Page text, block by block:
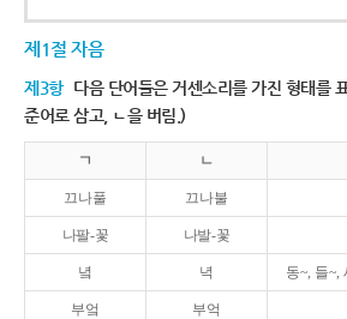
제1절 자음
제3항 다음 단어들은 거센소리를 가진 형태를
준어로 삼고, ㄴ을 버림.)
ㄱ ㄴ
끄나풀 끄나불
나팔-꽃 나발-꽃
녘 녁 동~, 들~,
부엌 부억